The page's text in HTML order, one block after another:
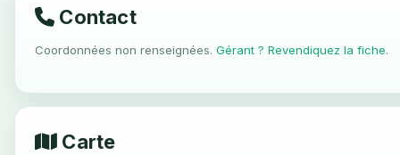
Contact
Coordonnées non renseignées. Gérant ? Revendiquez la fiche.
Carte